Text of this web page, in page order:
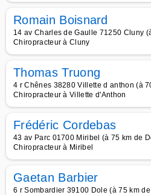
Romain Boisnard
14 av Charles de Gaulle 71250 Cluny
Chiropracteur à Cluny
Thomas Truong
4 r Chênes 38280 Villette d anthon (à
Chiropracteur à Villette d'Anthon
Frédéric Cordebas
43 av Parc 01700 Miribel (à 75 km de
Chiropracteur à Miribel
Gaetan Barbier
6 r Sombardier 39100 Dole (à 75 km